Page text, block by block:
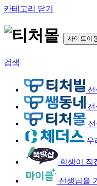
카테고리 닫기
사이트이
검색
우
학생이 직
선생님을